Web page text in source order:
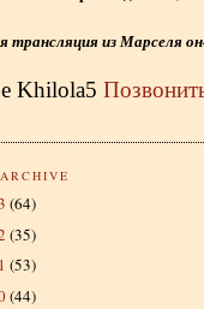
трансляция из Марселя
Khilola5
(64)
(35)
(53)
(44)